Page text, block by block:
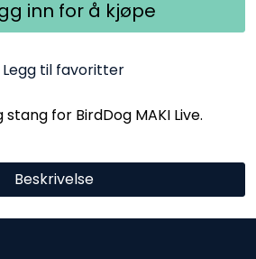
inn for å kjøpe
Legg til favoritter
for BirdDog MAKI Live.
Beskrivelse